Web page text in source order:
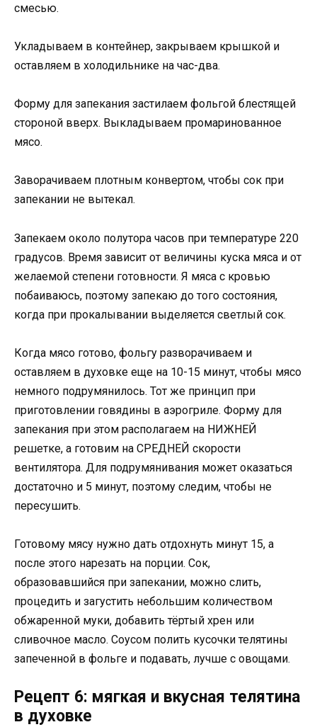
смесью.
Укладываем в контейнер, закрываем крышкой и
оставляем в холодильнике на час-два.
Форму для запекания застилаем фольгой блестящей
стороной вверх. Выкладываем промаринованное
мясо.
Заворачиваем плотным конвертом, чтобы сок при
запекании не вытекал.
Запекаем около полутора часов при температуре 220
градусов. Время зависит от величины куска мяса и от
желаемой степени готовности. Я мяса с кровью
побаиваюсь, поэтому запекаю до того состояния,
когда при прокалывании выделяется светлый сок.
Когда мясо готово, фольгу разворачиваем и
оставляем в духовке еще на 10-15 минут, чтобы мясо
немного подрумянилось. Тот же принцип при
приготовлении говядины в аэрогриле. Форму для
запекания при этом располагаем на НИЖНЕЙ
решетке, а готовим на СРЕДНЕЙ скорости
вентилятора. Для подрумянивания может оказаться
достаточно и 5 минут, поэтому следим, чтобы не
пересушить.
Готовому мясу нужно дать отдохнуть минут 15, а
после этого нарезать на порции. Сок,
образовавшийся при запекании, можно слить,
процедить и загустить небольшим количеством
обжаренной муки, добавить тёртый хрен или
сливочное масло. Соусом полить кусочки телятины
запеченной в фольге и подавать, лучше с овощами.
Рецепт 6: мягкая и вкусная телятина
в духовке